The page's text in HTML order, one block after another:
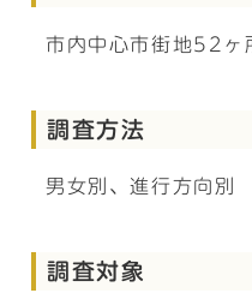
市内中心市街地52ヶ
調査方法
男女別、進行方向別
調査対象